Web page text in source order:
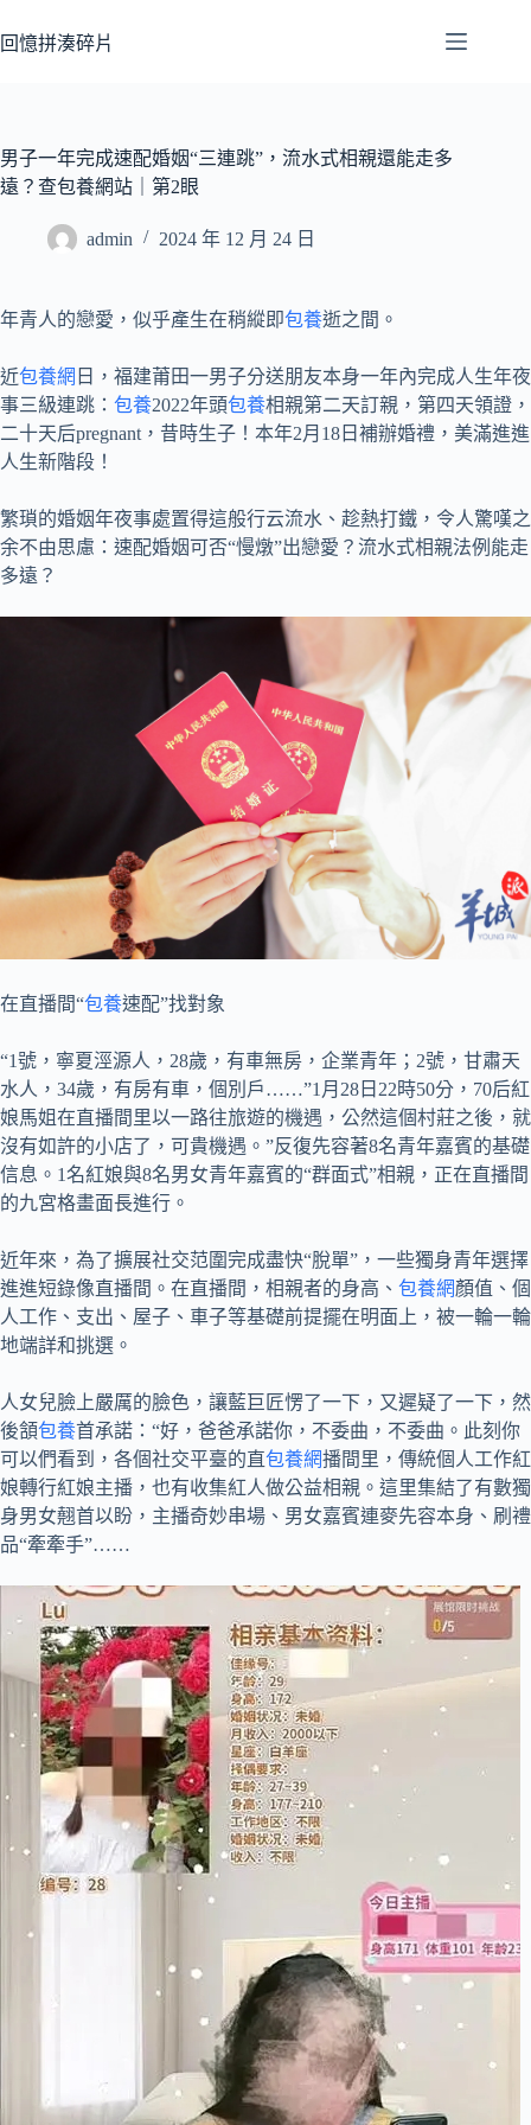
至
容
回憶拼湊碎片
男子一年完成速配婚姻“三連跳”，流水式相親還能走多
遠？查包養網站｜第2眼
admin 2024 年 12 月 24 日
年青人的戀愛，似乎產生在稍縱即包養逝之間。
近包養網 日，福建莆田一男子分送朋友本身一年內完成人生年夜
事三級連跳： 包養2022年頭包養相親第二天訂親，第四天領證，
二十天后pregnant，昔時生子！本年2月18日補辦婚禮，美滿進進
人生新階段！
繁瑣的婚姻年夜事處置得這般行云流水、趁熱打鐵，令人驚嘆之
余不由思慮：速配婚姻可否“慢燉”出戀愛？流水式相親法例能走
多遠？
在直播間“包養速配”找對象
“1號，寧夏涇源人，28歲，有車無房，企業青年；2號，甘肅天
水人，34歲，有房有車，個別戶……”1月28日22時50分，70后紅
娘馬姐在直播間里以一路往旅遊的機遇，公然這個村莊之後，就
沒有如許的小店了，可貴機遇。”反復先容著8名青年嘉賓的基礎
信息。1名紅娘與8名男女青年嘉賓的“群面式”相親，正在直播間
的九宮格畫面長進行。
近年來，為了擴展社交范圍完成盡快“脫單”，一些獨身青年選擇
進進短錄像直播間。在直播間，相親者的身高、 包養網顏值、個
人工作、支出、屋子、車子等基礎前提擺在明面上，被一輪一輪
地端詳和挑選。
人女兒臉上嚴厲的臉色，讓藍巨匠愣了一下，又遲疑了一下，然
後頷包養首承諾：“好，爸爸承諾你，不委曲，不委曲。此刻你
可以們看到，各個社交平臺的直包養網播間里，傳統個人工作紅
娘轉行紅娘主播，也有收集紅人做公益相親。這里集結了有數獨
身男女翹首以盼，主播奇妙串場、男女嘉賓連麥先容本身、刷禮
品“牽牽手”……